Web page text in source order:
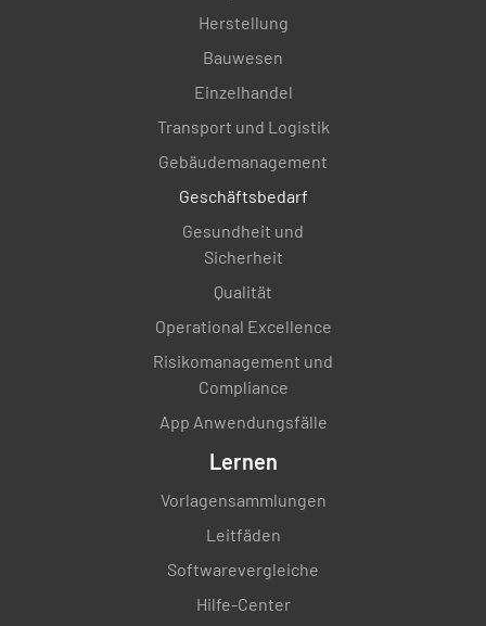
Herstellung
Bauwesen
Einzelhandel
Transport und Logistik
Gebäudemanagement
Geschäftsbedarf
Gesundheit und
Sicherheit
Qualität
Operational Excellence
Risikomanagement und
Compliance
App Anwendungsfälle
Lernen
Vorlagensammlungen
Leitfäden
Softwarevergleiche
Hilfe-Center